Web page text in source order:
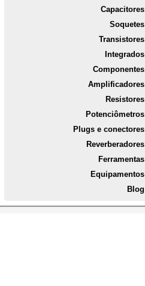
Capacitores
Soquetes
Transistores
Integrados
Componentes
Amplificadores
Resistores
Potenciômetros
Plugs e conectores
Reverberadores
Ferramentas
Equipamentos
Blog